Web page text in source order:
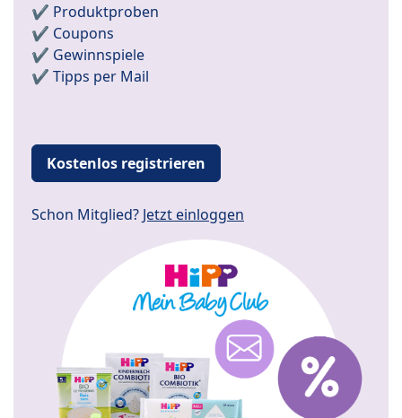
✔️ Produktproben
✔️ Coupons
✔️ Gewinnspiele
✔️ Tipps per Mail
Kostenlos registrieren
Schon Mitglied? Jetzt einloggen